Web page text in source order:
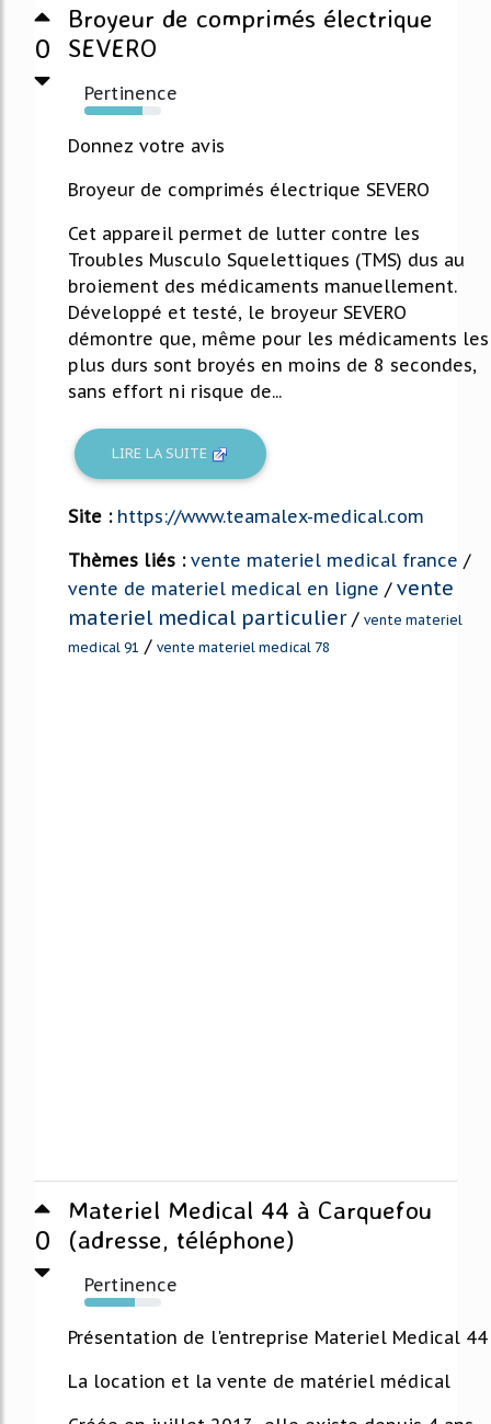
0
Broyeur de comprimés électrique
SEVERO
Pertinence
76%
Donnez votre avis
Broyeur de comprimés électrique SEVERO
Cet appareil permet de lutter contre les
Troubles Musculo Squelettiques (TMS) dus au
broiement des médicaments manuellement.
Développé et testé, le broyeur SEVERO
démontre que, même pour les médicaments les
plus durs sont broyés en moins de 8 secondes,
sans effort ni risque de...
LIRE LA SUITE
Site : https://www.teamalex-medical.com
Thèmes liés : vente materiel medical france /
vente de materiel medical en ligne / vente
materiel medical particulier/ vente materiel
medical 91 / vente materiel medical 78
0
Materiel Medical 44 à Carquefou
(adresse, téléphone)
Pertinence
66%
Présentation de l'entreprise Materiel Medical 44
La location et la vente de matériel médical